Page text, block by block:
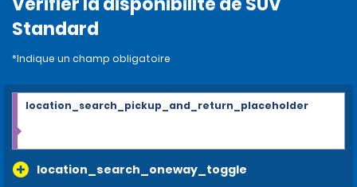
Standard
*Indique un champ obligatoire
location_search_oneway_toggle
location_search_pickup_and_return_placeholder